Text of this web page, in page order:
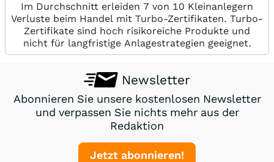
Im Durchschnitt erleiden 7 von 10 Kleinanlegern
Verluste beim Handel mit Turbo-Zertifikaten. Turbo-
Zertifikate sind hoch risikoreiche Produkte und
nicht für langfristige Anlagestrategien geeignet.
Newsletter
Abonnieren Sie unsere kostenlosen Newsletter
und verpassen Sie nichts mehr aus der
Redaktion
Jetzt abonnieren!